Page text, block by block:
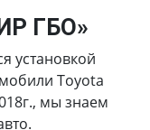
ГБО»
установкой
Toyota
мы знаем